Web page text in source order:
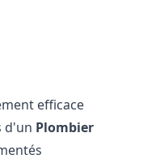
efficace
d'un Plombier